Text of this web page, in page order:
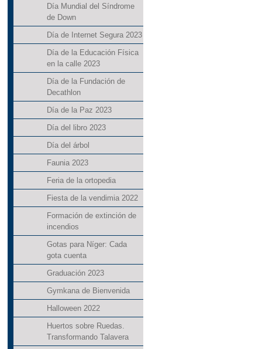
Día Mundial del Síndrome
de Down
Día de Internet Segura 2023
Día de la Educación Física
en la calle 2023
Día de la Fundación de
Decathlon
Día de la Paz 2023
Día del libro 2023
Día del árbol
Faunia 2023
Feria de la ortopedia
Fiesta de la vendimia 2022
Formación de extinción de
incendios
Gotas para Níger: Cada
gota cuenta
Graduación 2023
Gymkana de Bienvenida
Halloween 2022
Huertos sobre Ruedas.
Transformando Talavera